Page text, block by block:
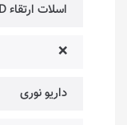
اسلات ارتقاء HDD
❌
داریو نوری